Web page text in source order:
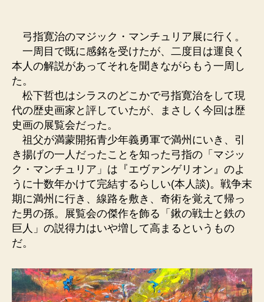
弓指寛治のマジック・マンチュリア展に行く。
一周目で既に感銘を受けたが、二度目は運良く
本人の解説があってそれを聞きながらもう一周し
た。
松下哲也はシラスのどこかで弓指寛治をして現
代の歴史画家と評していたが、まさしく今回は歴
史画の展覧会だった。
祖父が満蒙開拓青少年義勇軍で満州にいき、引
き揚げの一人だったことを知った弓指の「マジッ
ク・マンチュリア」は『エヴァンゲリオン』のよ
うに十数年かけて完結するらしい(本人談)。戦争末
期に満州に行き、線路を敷き、奇術を覚えて帰っ
た男の孫。展覧会の傑作を飾る「鍬の戦士と鉄の
巨人」の説得力はいや増して高まるというもの
だ。